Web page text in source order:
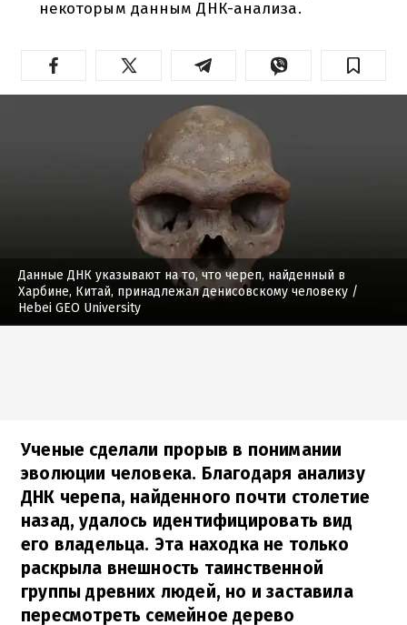
некоторым данным ДНК-анализа.
Данные ДНК указывают на то, что череп, найденный в
Харбине, Китай, принадлежал денисовскому человеку /
Hebei GEO University
Ученые сделали прорыв в понимании
эволюции человека. Благодаря анализу
ДНК черепа, найденного почти столетие
назад, удалось идентифицировать вид
его владельца. Эта находка не только
раскрыла внешность таинственной
группы древних людей, но и заставила
пересмотреть семейное дерево